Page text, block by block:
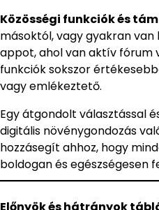
Közösségi funkciók és
másoktól, vagy gyakran van
appot, ahol van aktív fórum
funkciók sokszor
vagy emlékeztető.
Egy átgondolt választással
digitális növénygondozás
hozzásegít ahhoz, hogy
boldogan és egészségesen